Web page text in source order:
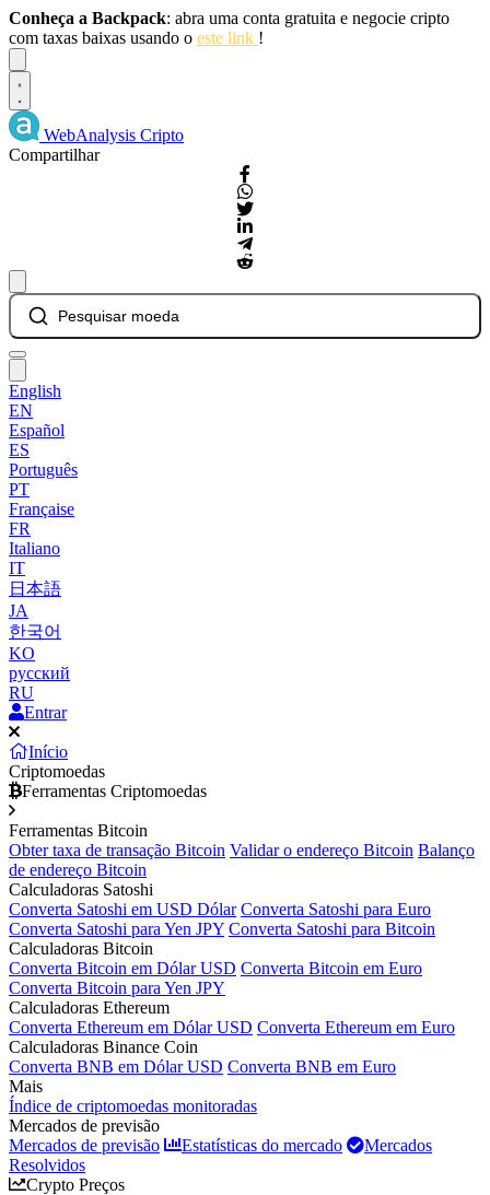
Conheça a Backpack: abra uma conta gratuita e negocie cripto
com taxas baixas usando o este link !
WebAnalysis Cripto
Compartilhar
Pesquisar moeda
English
EN
Español
ES
Português
PT
Française
FR
Italiano
IT
日本語
JA
한국어
KO
русский
RU
Entrar
Início
Criptomoedas
Ferramentas Criptomoedas
Ferramentas Bitcoin
Obter taxa de transação Bitcoin Validar o endereço Bitcoin Balanço
de endereço Bitcoin
Calculadoras Satoshi
Converta Satoshi em USD Dólar Converta Satoshi para Euro
Converta Satoshi para Yen JPY Converta Satoshi para Bitcoin
Calculadoras Bitcoin
Converta Bitcoin em Dólar USD Converta Bitcoin em Euro
Converta Bitcoin para Yen JPY
Calculadoras Ethereum
Converta Ethereum em Dólar USD Converta Ethereum em Euro
Calculadoras Binance Coin
Converta BNB em Dólar USD Converta BNB em Euro
Mais
Índice de criptomoedas monitoradas
Mercados de previsão
Mercados de previsão
Estatísticas do mercado
Mercados
Resolvidos
Crypto Preços